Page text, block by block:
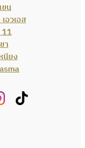
น
อวเอส
11
า
นียง